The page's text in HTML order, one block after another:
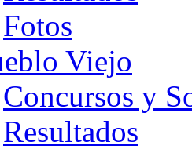
Fotos
Viejo
Concursos y
Resultados